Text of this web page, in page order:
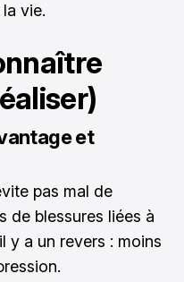
vie.
et
pas mal de
de blessures liées à
y a un revers : moins